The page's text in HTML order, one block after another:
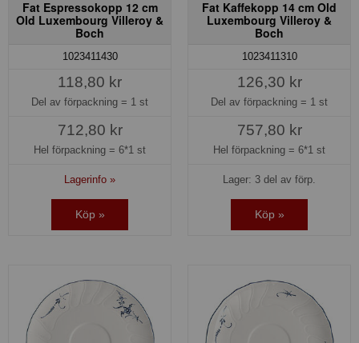
Fat Espressokopp 12 cm
Old Luxembourg Villeroy &
Boch
1023411430
118,80 kr
Del av förpackning = 1 st
712,80 kr
Hel förpackning = 6*1 st
Lagerinfo »
Köp »
Fat Kaffekopp 14 cm Old
Luxembourg Villeroy &
Boch
1023411310
126,30 kr
Del av förpackning = 1 st
757,80 kr
Hel förpackning = 6*1 st
Lager: 3 del av förp.
Köp »